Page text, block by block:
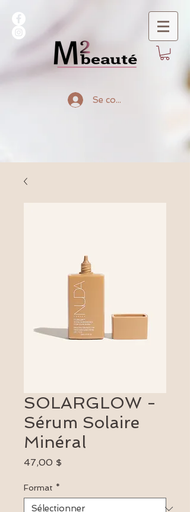
Se connecter
SOLARGLOW -
Sérum Solaire
Minéral
47,00 $
Format *